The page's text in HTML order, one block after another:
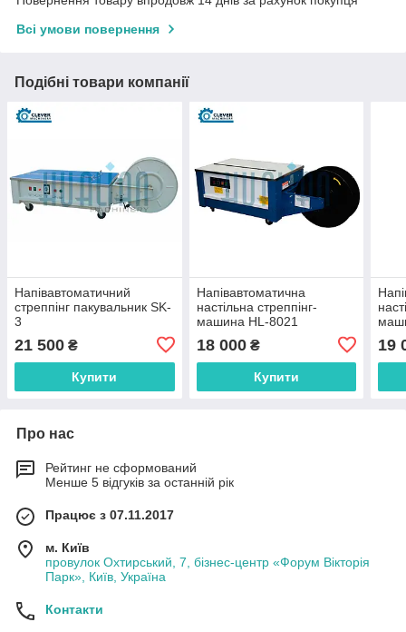
Всі умови повернення
Подібні товари компанії
Напівавтоматичний
стреппінг пакувальник SK-
3
21 500 ₴
Купити
Напівавтоматична
настільна стреппінг-
машина HL-8021
18 000₴
Купити
19
Про нас
Рейтинг не сформований
Менше 5 відгуків за останній рік
Працює з 07.11.2017
м. Київ
провулок Охтирський, 7, бізнес-центр «Форум Вікторія
Парк», Київ, Україна
Контакти